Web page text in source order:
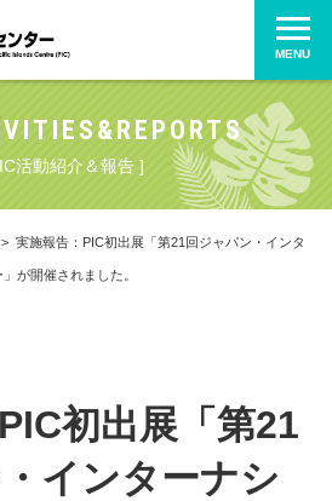
MENU
活動紹介＆報告 ]
> 実施報告：PIC初出展「第21回ジャパン・インタ
が開催されました。
初出展「第21
インターナシ